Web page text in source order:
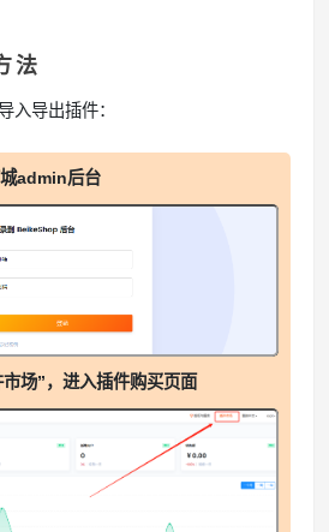
法
入导出插件：
admin后台
场”，进入插件购买页面